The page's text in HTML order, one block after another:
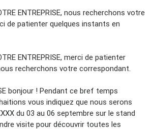
ENTREPRISE, nous recherchons votre
de patienter quelques instants en
ENTREPRISE, merci de patienter
recherchons votre correspondant.
bonjour ! Pendant ce bref temps
vous indiquez que nous serons
du 03 au 06 septembre sur le stand
visite pour découvrir toutes les